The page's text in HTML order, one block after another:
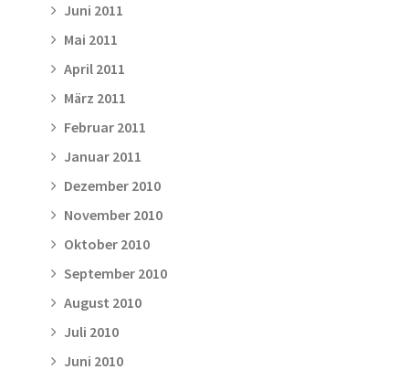
Juni 2011
Mai 2011
April 2011
März 2011
Februar 2011
Januar 2011
Dezember 2010
November 2010
Oktober 2010
September 2010
August 2010
Juli 2010
Juni 2010